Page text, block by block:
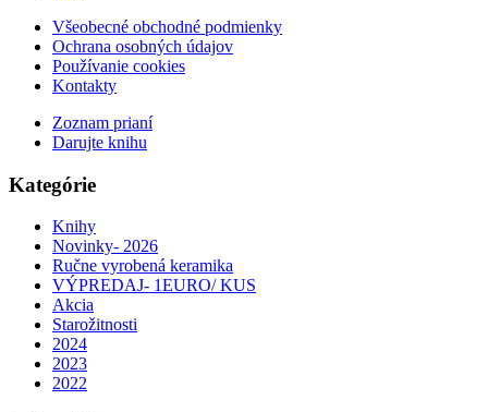
Všeobecné obchodné podmienky
Ochrana osobných údajov
Používanie cookies
Kontakty
Zoznam prianí
Darujte knihu
Kategórie
Knihy
Novinky- 2026
Ručne vyrobená keramika
VÝPREDAJ- 1EURO/ KUS
Akcia
Starožitnosti
2024
2023
2022